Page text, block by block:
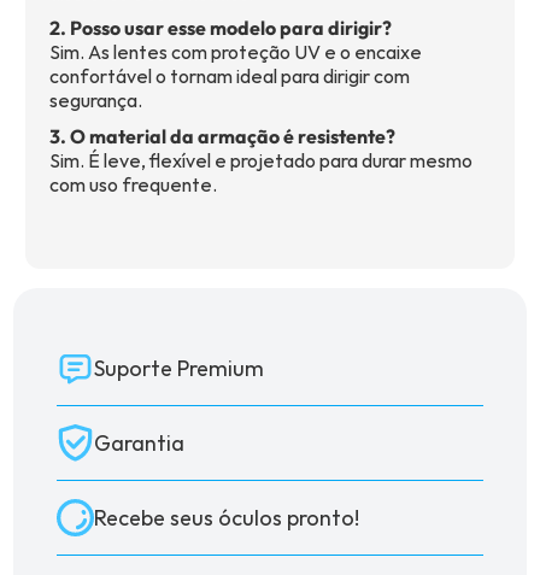
2. Posso usar esse modelo para dirigir?
Sim. As lentes com proteção UV e o encaixe
confortável o tornam ideal para dirigir com
segurança.
3. O material da armação é resistente?
Sim. É leve, flexível e projetado para durar mesmo
com uso frequente.
Suporte Premium
Garantia
Recebe seus óculos pronto!